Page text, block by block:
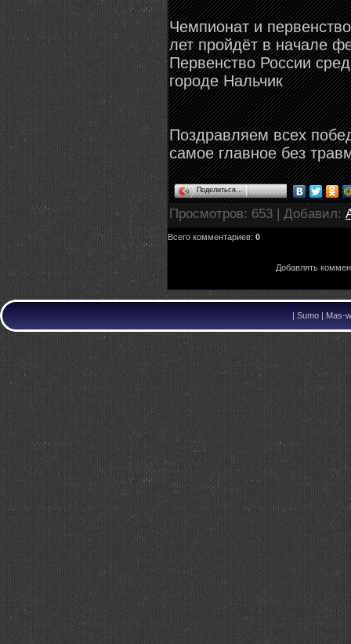
Чемпионат и
лет пройдёт в начале
Первенство России
городе Нальчик
Поздравляем всех
самое главное без
Поделиться…
Просмотров: 653 | Добавил:
Всего комментариев: 0
Добавлять
| Sumo | Mas-